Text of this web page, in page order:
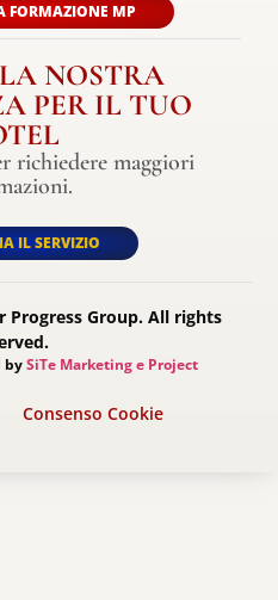
FORMAZIONE MP
NOSTRA
PER IL TUO
richiedere maggiori
IL SERVIZIO
Progress Group. All rights
bySiTe Marketing e Project
Consenso Cookie